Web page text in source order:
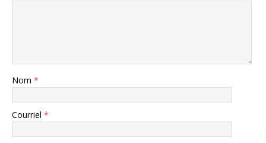
Nom *
Courriel *